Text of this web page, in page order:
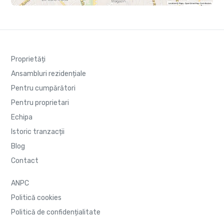
Proprietăți
Ansambluri rezidențiale
Pentru cumpărători
Pentru proprietari
Echipa
Istoric tranzacții
Blog
Contact
ANPC
Politică cookies
Politică de confidențialitate